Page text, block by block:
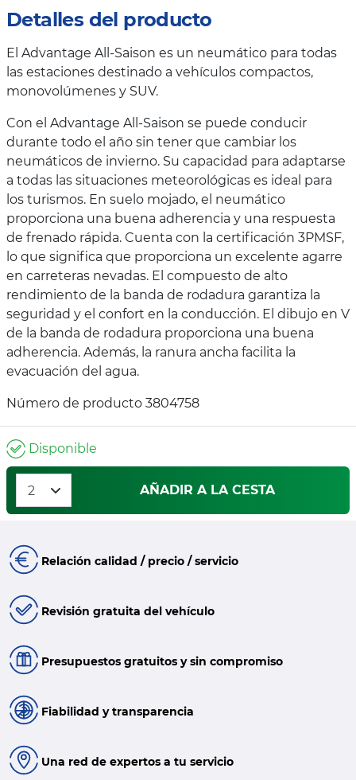
Detalles del producto
El Advantage All-Saison es un neumático para todas
las estaciones destinado a vehículos compactos,
monovolúmenes y SUV.
Con el Advantage All-Saison se puede conducir
durante todo el año sin tener que cambiar los
neumáticos de invierno. Su capacidad para adaptarse
a todas las situaciones meteorológicas es ideal para
los turismos. En suelo mojado, el neumático
proporciona una buena adherencia y una respuesta
de frenado rápida. Cuenta con la certificación 3PMSF,
lo que significa que proporciona un excelente agarre
en carreteras nevadas. El compuesto de alto
rendimiento de la banda de rodadura garantiza la
seguridad y el confort en la conducción. El dibujo en V
de la banda de rodadura proporciona una buena
adherencia. Además, la ranura ancha facilita la
evacuación del agua.
Número de producto 3804758
Disponible
AÑADIR A LA CESTA
Relación calidad / precio / servicio
Revisión gratuita del vehículo
Presupuestos gratuitos y sin compromiso
Fiabilidad y transparencia
Una red de expertos a tu servicio